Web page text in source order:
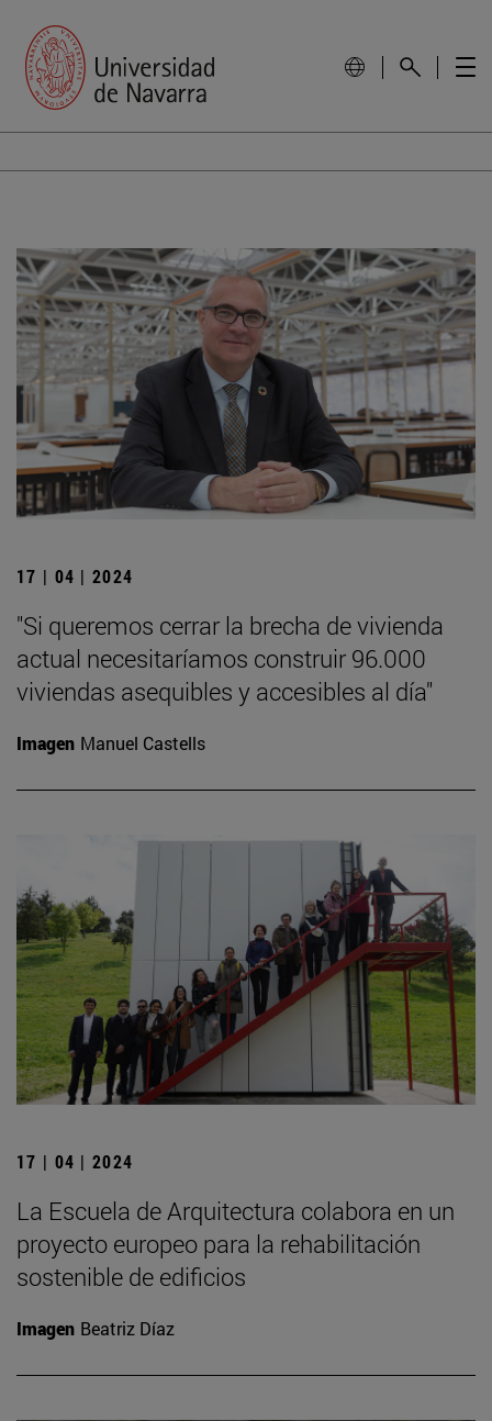
17 | 04 | 2024
"Si queremos cerrar la brecha de vivienda
actual necesitaríamos construir 96.000
viviendas asequibles y accesibles al día"
Imagen Manuel Castells
17 | 04 | 2024
La Escuela de Arquitectura colabora en un
proyecto europeo para la rehabilitación
sostenible de edificios
Imagen Beatriz Díaz